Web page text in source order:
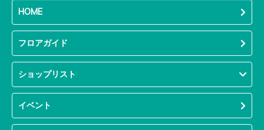
HOME
フロアガイド
ショップリスト
イベント